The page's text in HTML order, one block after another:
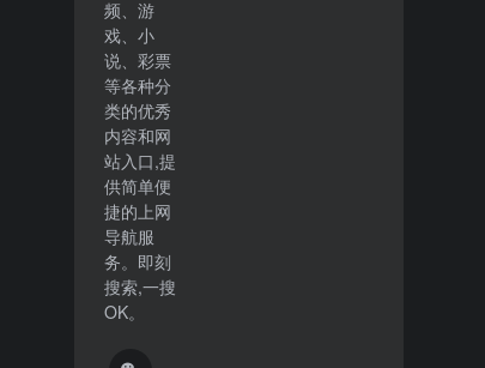
频、游
戏、小
说、彩票
等各种分
类的优秀
内容和网
站入口,提
供简单便
捷的上网
导航服
务。即刻
搜索,一搜
OK。